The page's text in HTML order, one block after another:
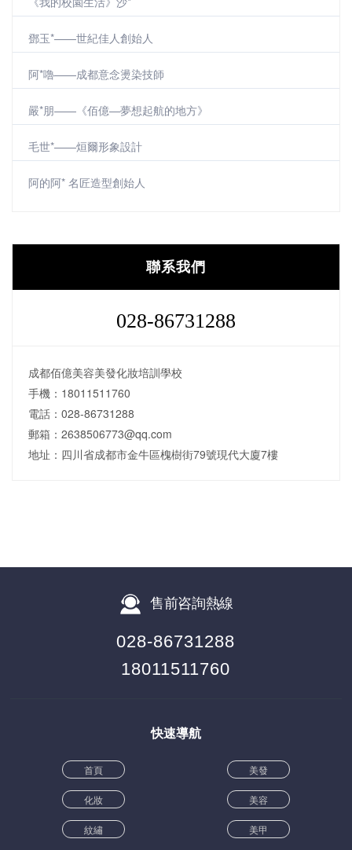
鄧玉*——世紀佳人創始人
阿*嚕——成都意念燙染技師
嚴*朋——《佰億—夢想起航的地方》
毛世*——烜爾形象設計
阿的阿* 名匠造型創始人
聯系我們
028-86731288
成都佰億美容美發化妝培訓學校
手機：18011511760
電話：028-86731288
郵箱：2638506773@qq.com
地址：四川省成都市金牛區槐樹街79號現代大廈7樓
售前咨詢熱線
028-86731288
18011511760
快速導航
首頁 美發
化妝 美容
紋繡 美甲